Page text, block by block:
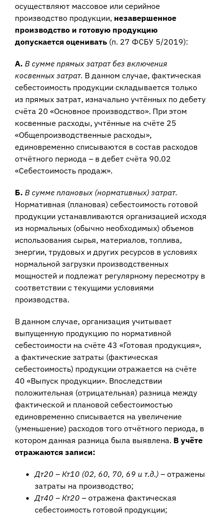
осуществляют массовое или серийное
производство продукции, незавершенное
производство и готовую продукцию
допускается оценивать(п. 27 ФСБУ 5/2019):
А. В сумме прямых затрат без включения
косвенных затрат. В данном случае, фактическая
себестоимость продукции складывается только
из прямых затрат, изначально учтённых по дебету
счёта 20 «Основное производство». При этом
косвенные расходы, учтённые на счёте 25
«Общепроизводственные расходы»,
единовременно списываются в состав расходов
отчётного периода – в дебет счёта 90.02
«Себестоимость продаж».
Б. В сумме плановых (нормативных) затрат.
Нормативная (плановая) себестоимость готовой
продукции устанавливаются организацией исходя
из нормальных (обычно необходимых) объемов
использования сырья, материалов, топлива,
энергии, трудовых и других ресурсов в условиях
нормальной загрузки производственных
мощностей и подлежат регулярному пересмотру в
соответствии с текущими условиями
производства.
В данном случае, организация учитывает
выпущенную продукцию по нормативной
себестоимости на счёте 43 «Готовая продукция»,
а фактические затраты (фактическая
себестоимость) продукции отражается на счёте
40 «Выпуск продукции». Впоследствии
положительная (отрицательная) разница между
фактической и плановой себестоимостью
единовременно списывается на увеличение
(уменьшение) расходов того отчётного периода, в
котором данная разница была выявлена. В учёте
отражаются записи:
Дт20 – Кт10 (02, 60, 70, 69 и т.д.)– отражены
затраты на производство;
Дт40 – Кт20 – отражена фактическая
себестоимость готовой продукции;